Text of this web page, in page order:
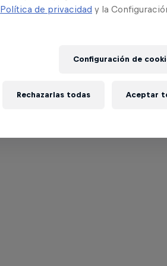
Política de privacidad y la
Configuración de
Rechazarlas todas Aceptar